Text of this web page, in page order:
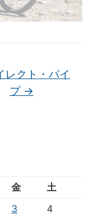
金
土
3
4
レクト・パイ
プ →